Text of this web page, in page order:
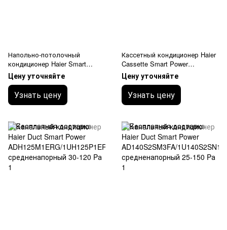
Напольно-потолочный
кондиционер Haier Smart
Power Inverter
AC160S2SK1FA(H)/1UH160P1E
RG
Цену уточняйте
Узнать цену
Кассетный кондиционер Haier
Cassette Smart Power
AB140S2SR1FA(H)/1U140S2SN
1FB
Цену уточняйте
Узнать цену